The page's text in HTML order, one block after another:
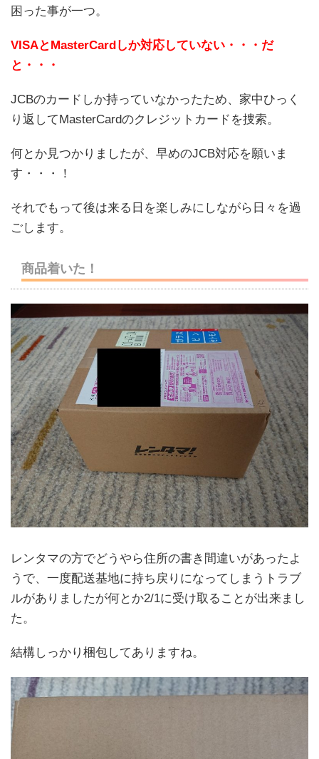
困った事が一つ。
VISAとMasterCardしか対応していない・・・だ
と・・・
JCBのカードしか持っていなかったため、家中ひっく
り返してMasterCardのクレジットカードを捜索。
何とか見つかりましたが、早めのJCB対応を願いま
す・・・！
それでもって後は来る日を楽しみにしながら日々を過
ごします。
商品着いた！
レンタマの方でどうやら住所の書き間違いがあったよ
うで、一度配送基地に持ち戻りになってしまうトラブ
ルがありましたが何とか2/1に受け取ることが出来まし
た。
結構しっかり梱包してありますね。